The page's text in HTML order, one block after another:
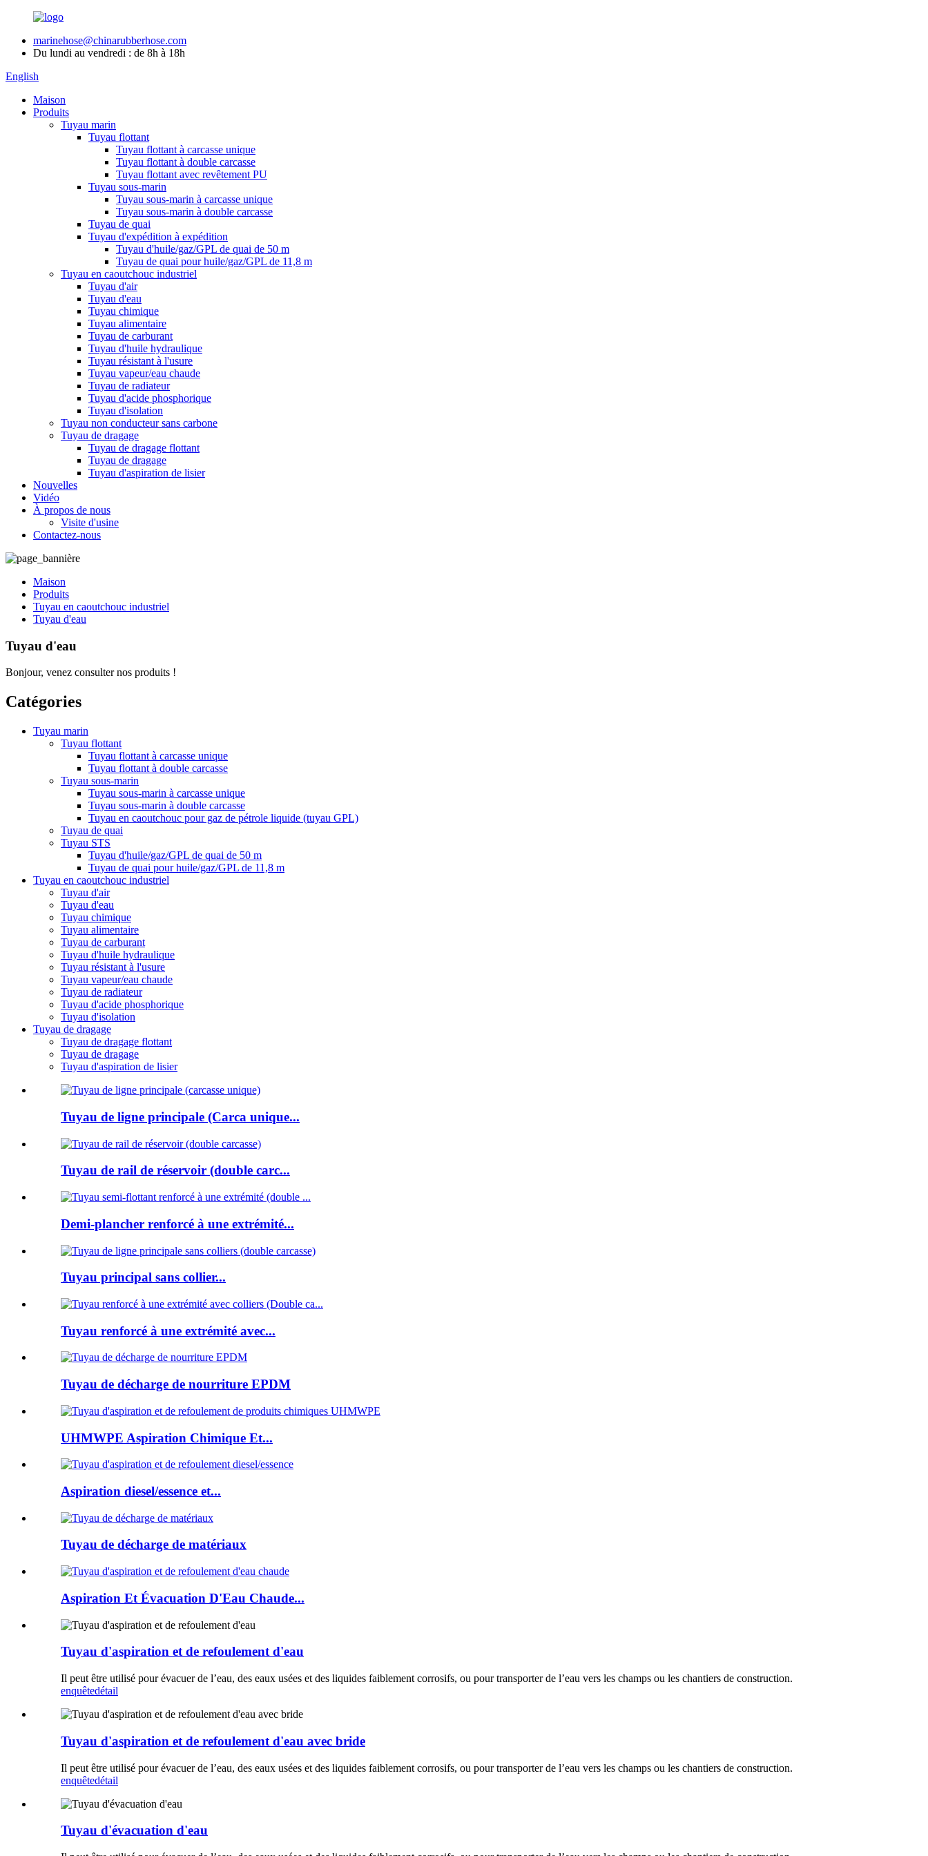
marinehose@chinarubberhose.com
Du lundi au vendredi : de 8h à 18h
English
Maison
Produits
Tuyau marin
Tuyau flottant
Tuyau flottant à carcasse unique
Tuyau flottant à double carcasse
Tuyau flottant avec revêtement PU
Tuyau sous-marin
Tuyau sous-marin à carcasse unique
Tuyau sous-marin à double carcasse
Tuyau de quai
Tuyau d'expédition à expédition
Tuyau d'huile/gaz/GPL de quai de 50 m
Tuyau de quai pour huile/gaz/GPL de 11,8 m
Tuyau en caoutchouc industriel
Tuyau d'air
Tuyau d'eau
Tuyau chimique
Tuyau alimentaire
Tuyau de carburant
Tuyau d'huile hydraulique
Tuyau résistant à l'usure
Tuyau vapeur/eau chaude
Tuyau de radiateur
Tuyau d'acide phosphorique
Tuyau d'isolation
Tuyau non conducteur sans carbone
Tuyau de dragage
Tuyau de dragage flottant
Tuyau de dragage
Tuyau d'aspiration de lisier
Nouvelles
Vidéo
À propos de nous
Visite d'usine
Contactez-nous
Maison
Produits
Tuyau en caoutchouc industriel
Tuyau d'eau
Tuyau d'eau
Bonjour, venez consulter nos produits !
Catégories
Tuyau marin
Tuyau flottant
Tuyau flottant à carcasse unique
Tuyau flottant à double carcasse
Tuyau sous-marin
Tuyau sous-marin à carcasse unique
Tuyau sous-marin à double carcasse
Tuyau en caoutchouc pour gaz de pétrole liquide (tuyau GPL)
Tuyau de quai
Tuyau STS
Tuyau d'huile/gaz/GPL de quai de 50 m
Tuyau de quai pour huile/gaz/GPL de 11,8 m
Tuyau en caoutchouc industriel
Tuyau d'air
Tuyau d'eau
Tuyau chimique
Tuyau alimentaire
Tuyau de carburant
Tuyau d'huile hydraulique
Tuyau résistant à l'usure
Tuyau vapeur/eau chaude
Tuyau de radiateur
Tuyau d'acide phosphorique
Tuyau d'isolation
Tuyau de dragage
Tuyau de dragage flottant
Tuyau de dragage
Tuyau d'aspiration de lisier
Tuyau de ligne principale (Carca unique...
Tuyau de rail de réservoir (double carc...
Demi-plancher renforcé à une extrémité...
Tuyau principal sans collier...
Tuyau renforcé à une extrémité avec...
Tuyau de décharge de nourriture EPDM
UHMWPE Aspiration Chimique Et...
Aspiration diesel/essence et...
Tuyau de décharge de matériaux
Aspiration Et Évacuation D'Eau Chaude...
Tuyau d'aspiration et de refoulement d'eau
Il peut être utilisé pour évacuer de l’eau, des eaux usées et des liquides faiblement corrosifs, ou pour transporter de l’eau vers les champs ou les chantiers de construction.
enquêtedétail
Tuyau d'aspiration et de refoulement d'eau avec bride
Il peut être utilisé pour évacuer de l’eau, des eaux usées et des liquides faiblement corrosifs, ou pour transporter de l’eau vers les champs ou les chantiers de construction.
enquêtedétail
Tuyau d'évacuation d'eau